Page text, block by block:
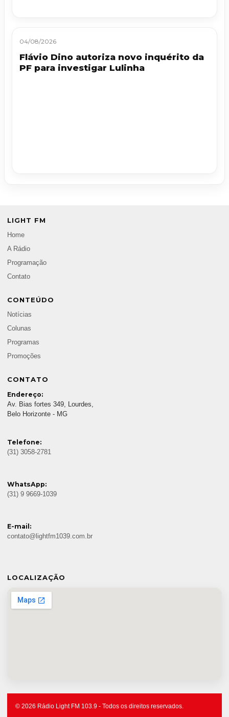
04/08/2026
Flávio Dino autoriza novo inquérito da
PF para investigar Lulinha
LIGHT FM
Home
A Rádio
Programação
Contato
CONTEÚDO
Notícias
Colunas
Programas
Promoções
CONTATO
Endereço:
Av. Bias fortes 349, Lourdes,
Belo Horizonte - MG
Telefone:
(31) 3058-2781
WhatsApp:
(31) 9 9669-1039
E-mail:
contato@lightfm1039.com.br
LOCALIZAÇÃO
© 2026 Rádio Light FM 103.9 - Todos os direitos reservados.